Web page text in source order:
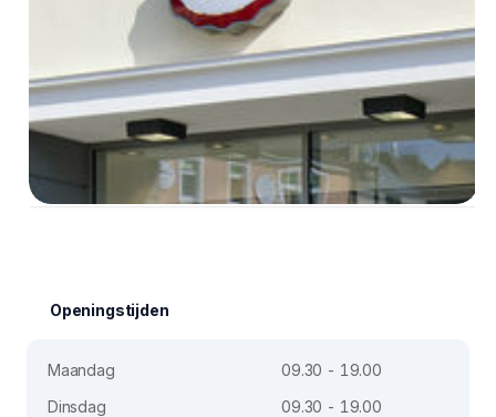
Openingstijden
Maandag
09.30 - 19.00
Dinsdag
09.30 - 19.00